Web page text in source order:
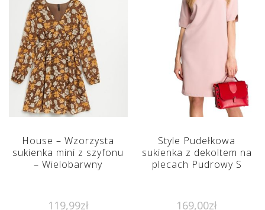
House – Wzorzysta
sukienka mini z szyfonu
– Wielobarwny
119,99zł
Style Pudełkowa
sukienka z dekoltem na
plecach Pudrowy S
169,00zł